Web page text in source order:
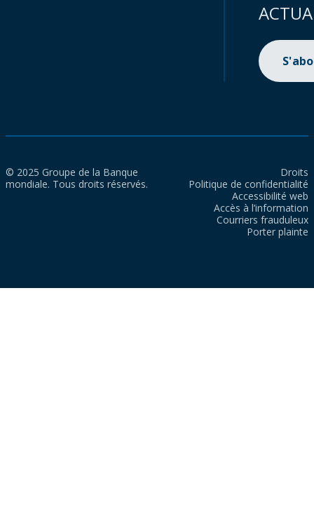
© 2025 Groupe de la Banque
mondiale. Tous droits réservés.
Droits
Politique de confidentialité
Accessibilité web
Accès à l’information
Courriers frauduleux
Porter plainte